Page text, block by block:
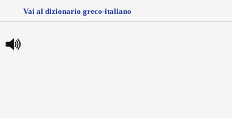
Vai al dizionario greco-italiano